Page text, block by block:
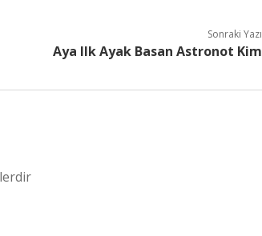
Sonraki Yazı
Aya Ilk Ayak Basan Astronot Kim